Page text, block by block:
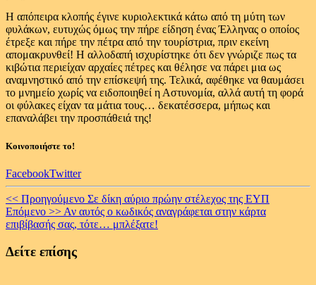
Η απόπειρα κλοπής έγινε κυριολεκτικά κάτω από τη μύτη των
φυλάκων, ευτυχώς όμως την πήρε είδηση ένας Έλληνας ο οποίος
έτρεξε και πήρε την πέτρα από την τουρίστρια, πριν εκείνη
απομακρυνθεί! Η αλλοδαπή ισχυρίστηκε ότι δεν γνώριζε πως τα
κιβώτια περιείχαν αρχαίες πέτρες και θέλησε να πάρει μια ως
αναμνηστικό από την επίσκεψή της. Τελικά, αφέθηκε να θαυμάσει
το μνημείο χωρίς να ειδοποιηθεί η Αστυνομία, αλλά αυτή τη φορά
οι φύλακες είχαν τα μάτια τους… δεκατέσσερα, μήπως και
επαναλάβει την προσπάθειά της!
Κοινοποιήστε το!
FacebookTwitter
Continue
Reading
<< Προηγούμενο Σε δίκη αύριο πρώην στέλεχος της ΕΥΠ
Επόμενο >> Αν αυτός ο κωδικός αναγράφεται στην κάρτα
επιβίβασής σας, τότε… μπλέξατε!
Δείτε επίσης